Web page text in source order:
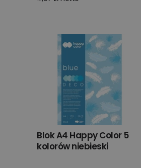
Blok A4 Happy Color 5
kolorów niebieski